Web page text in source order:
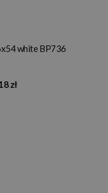
white BP736
zł